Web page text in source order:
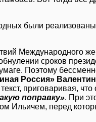
были
Международного
сроков
Поэтому
Россия»
приговаривая,
поправку». При
Ильичем, перед